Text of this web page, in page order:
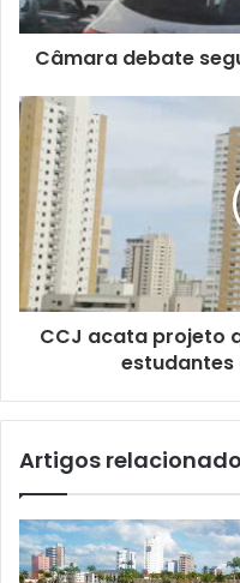
d
e
e
Câmara debate
CCJ acata projeto
estudantes
Artigos